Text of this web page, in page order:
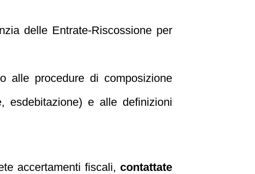
delle Entrate‑Riscossione per
alle procedure di composizione
esdebitazione) e alle definizioni
accertamenti fiscali,contattate